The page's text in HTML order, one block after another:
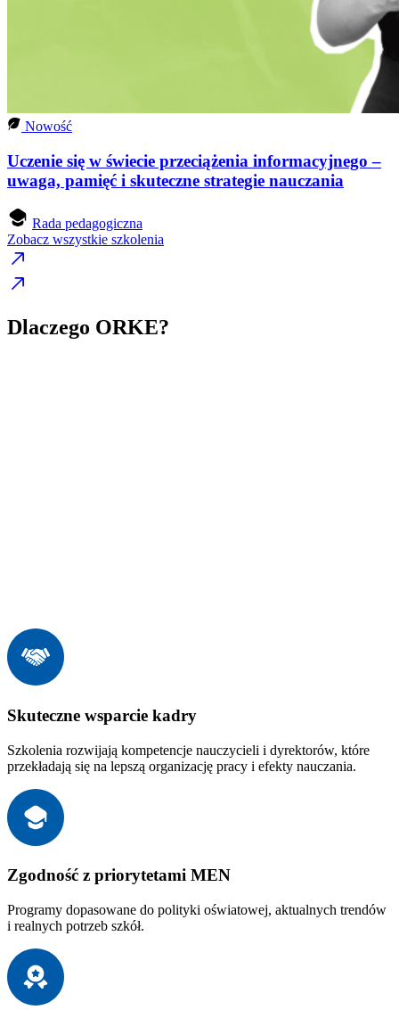
Nowość
Uczenie się w świecie przeciążenia informacyjnego –
uwaga, pamięć i skuteczne strategie nauczania
Rada pedagogiczna
Zobacz wszystkie szkolenia
Dlaczego ORKE?
Skuteczne wsparcie kadry
Szkolenia rozwijają kompetencje nauczycieli i dyrektorów, które
przekładają się na lepszą organizację pracy i efekty nauczania.
Zgodność z priorytetami MEN
Programy dopasowane do polityki oświatowej, aktualnych trendów
i realnych potrzeb szkół.